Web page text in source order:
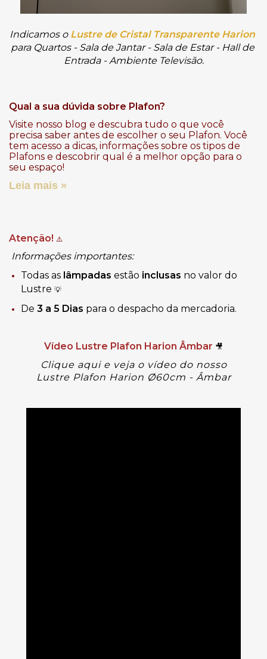
Indicamos o Lustre de Cristal Transparente Harion
para Quartos - Sala de Jantar - Sala de Estar - Hall de
Entrada - Ambiente Televisão.
Qual a sua dúvida sobre Plafon?
Visite nosso blog e descubra tudo o que você
precisa saber antes de escolher o seu Plafon. Você
tem acesso a dicas, informações sobre os tipos de
Plafons e descobrir qual é a melhor opção para o
seu espaço!
Leia mais »
Atenção! ⚠️
Informações importantes:
Todas as lâmpadas estão inclusas no valor do
Lustre 💡
De 3 a 5 Dias para o despacho da mercadoria.
Vídeo Lustre Plafon Harion Âmbar 🎥
Clique aqui e veja o vídeo do nosso
Lustre Plafon Harion Ø60cm - Âmbar